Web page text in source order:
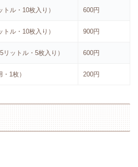
ル・10枚入り） 600円
ル・10枚入り） 900円
ットル・5枚入り） 600円
1枚） 200円